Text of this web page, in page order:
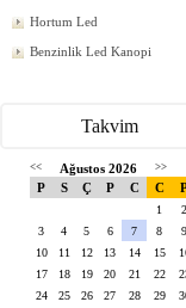
Hortum Led
Benzinlik Led Kanopi
Takvim
<< Ağustos 2026 >>
P S Ç P C C
1
2
3
4 5 6 7 8
9
10
11 12 13 14 15
17
18 19 20 21 22
24
25 26 27 28 29